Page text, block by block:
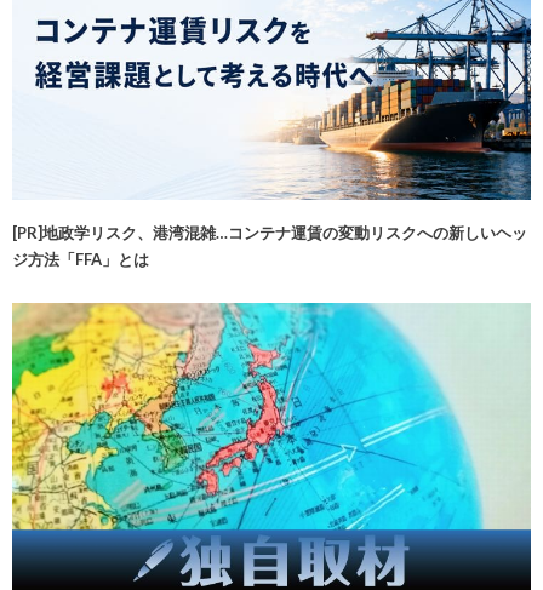
[PR]地政学リスク、港湾混雑…コンテナ運賃の変動リスクへの新しいヘッ
ジ方法「FFA」とは